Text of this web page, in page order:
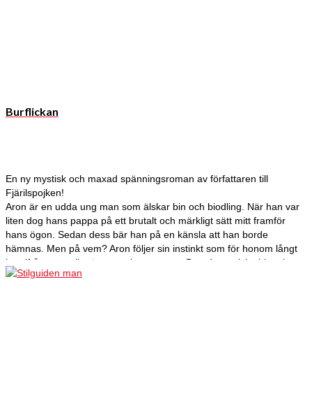
Burflickan
En ny mystisk och maxad spänningsroman av författaren till
Fjärilspojken!
Aron är en udda ung man som älskar bin och biodling. När han var
liten dog hans pappa på ett brutalt och märkligt sätt mitt framför
hans ögon. Sedan dess bär han på en känsla att han borde
hämnas. Men på vem? Aron följer sin instinkt som för honom långt
hemifrån men allt närmare sitt ursprung. Den dramatiska historien
om ett dåraktigt experiment, en fängslad burflicka och onda krafter